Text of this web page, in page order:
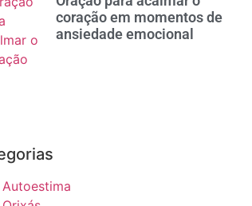
coração em momentos de
ansiedade emocional
Autoestima